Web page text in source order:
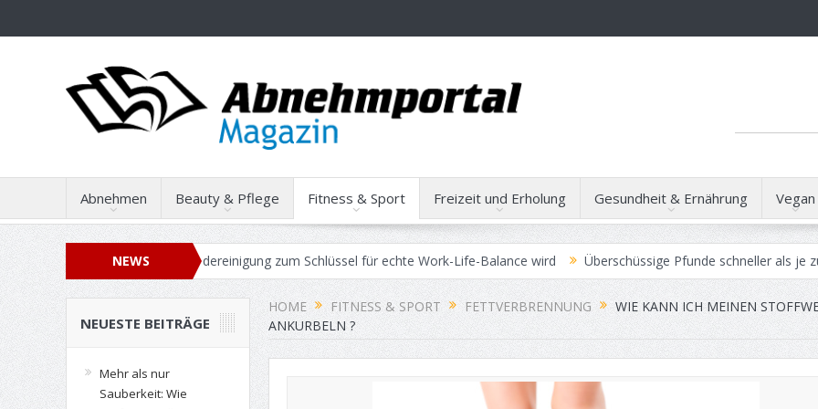
Abnehmen Beauty & Pflege Fitness & Sport Freizeit und Erholung Gesundheit & Ernährung Vegan
NEWS
professionelle Gebäudereinigung zum Schlüssel für echte Work-Life-Balance wird Überschüssige Pfunde schneller als je zuvor
HOME FITNESS & SPORT FETTVERBRENNUNG
WIE KANN ICH MEINEN
ANKURBELN ?
NEUESTE BEITRÄGE
Mehr als nur
Sauberkeit: Wie